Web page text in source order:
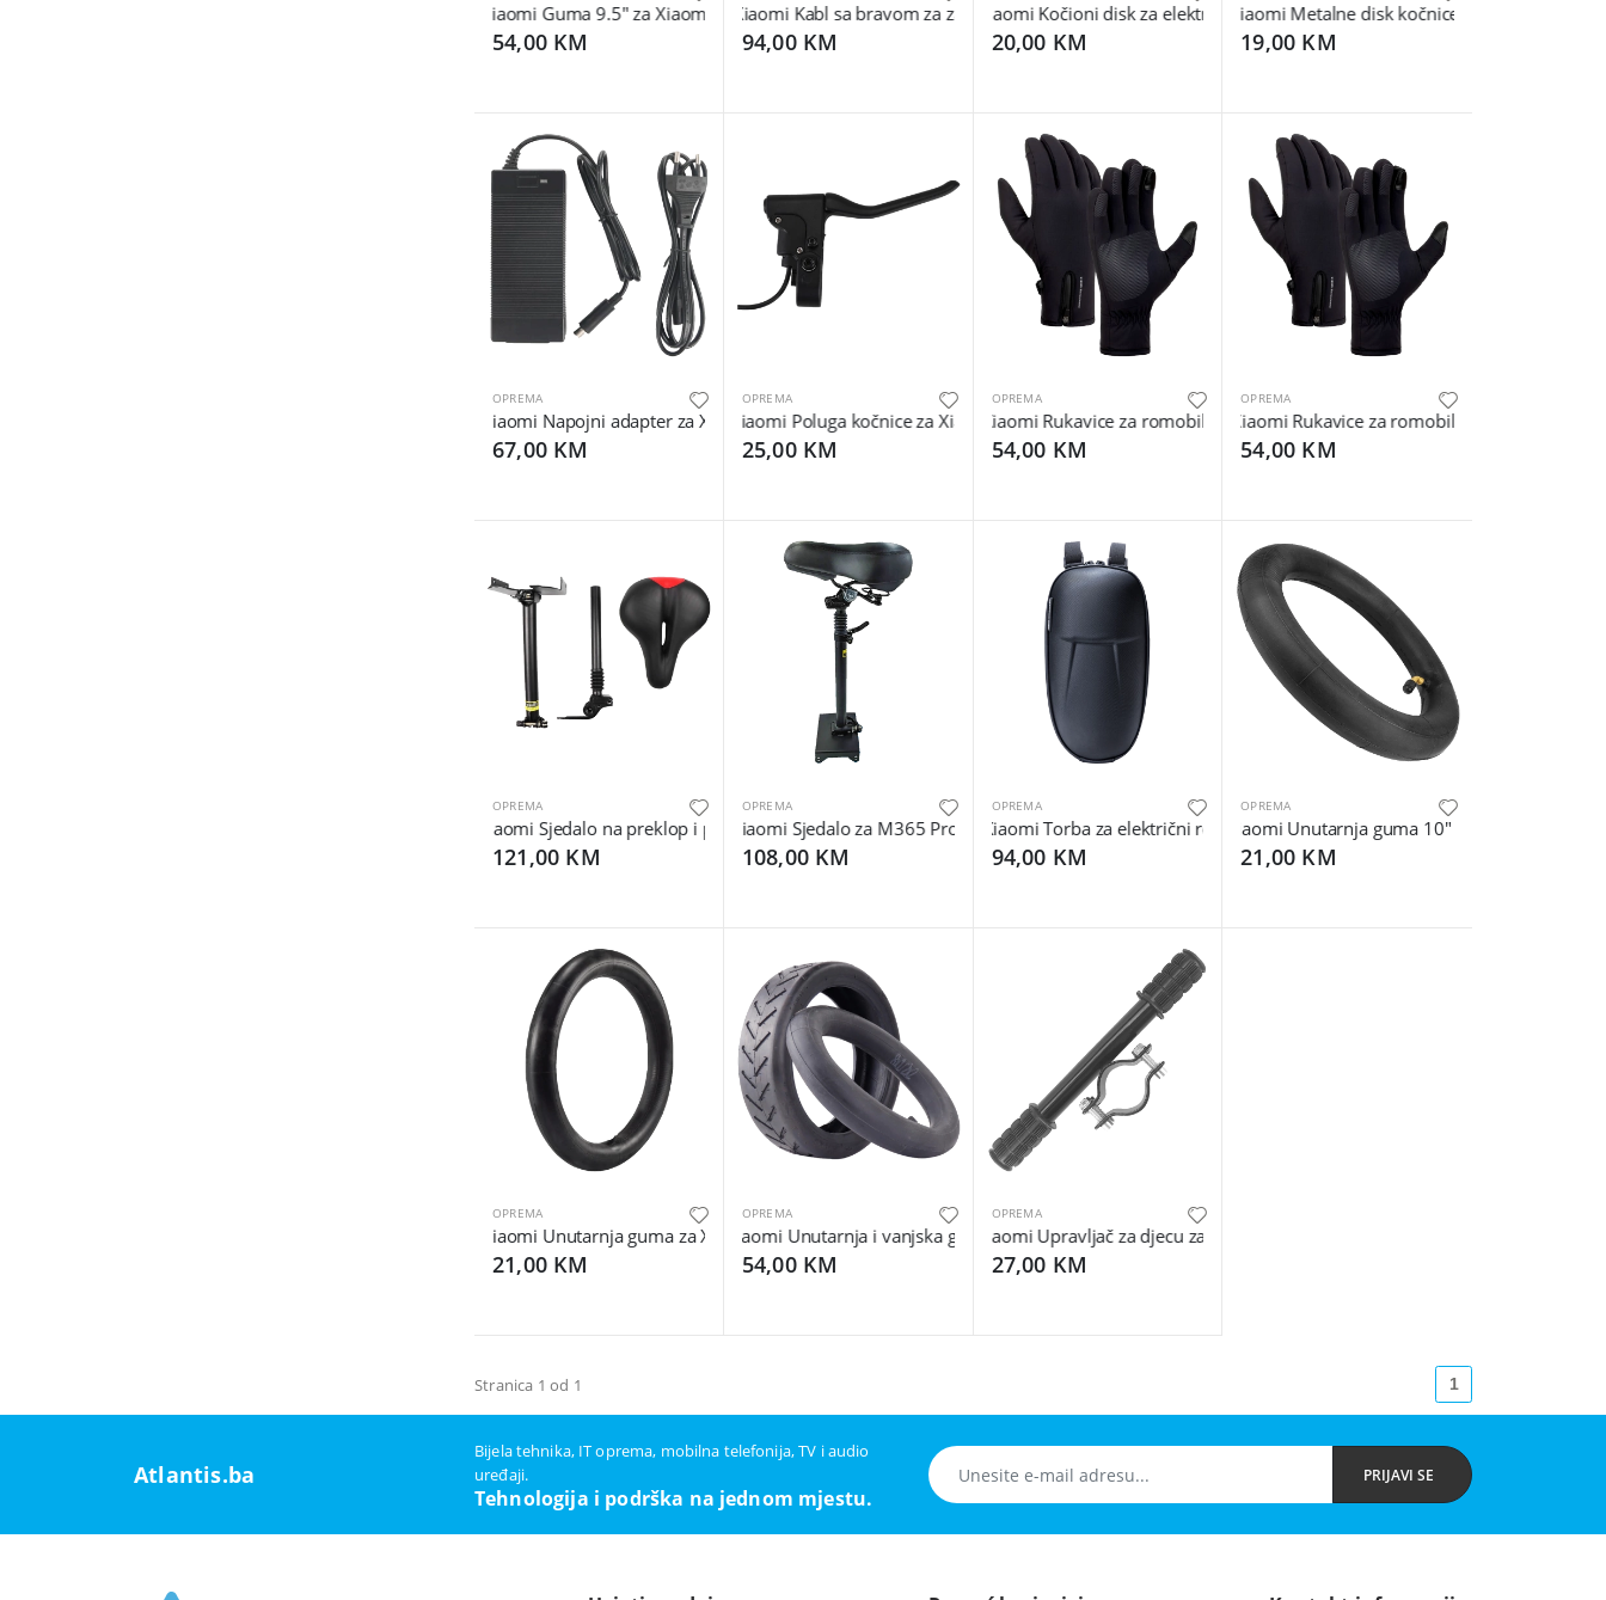
Xiaomi Guma 9.5" za Xiaomi električni scooter/romobil M365 - Tire 9.5" Mi M365
54,00 KM
Xiaomi Kabl sa bravom za zaključavanje - Electric Scooter Cable Lock
94,00 KM
Xiaomi Kočioni disk za električni romobil Xiaomi Mijia M365 - Brake Disc Rotor
20,00 KM
Xiaomi Metalne disk kočnice za Xiaomi Mijia
19,00 KM
OPREMA
Xiaomi Napojni adapter za Xiaomi el. romobil - 42V/2A Power Supply Adapters
67,00 KM
OPREMA
Xiaomi Poluga kočnice za Xiaomi Mijia M365 - Brake Lever for Xiaomi Mijia M365
25,00 KM
OPREMA
Xiaomi Rukavice za romobil, size L - Mi Electric Scooter Riding Gloves L
54,00 KM
OPREMA
Xiaomi Rukavice za romobil, size XL - Mi Elec.
54,00 KM
OPREMA
Xiaomi Sjedalo na preklop i podizanje za Xiaomi M365 el. romobil - Seat Lifting and Folding M365
121,00 KM
OPREMA
Xiaomi Sjedalo za M365 Pro električni romobil - Comfort Seat Mijia M365 Pro
108,00 KM
OPREMA
Xiaomi Torba za električni romobil - Mi Electric Scooter Storage Bag
94,00 KM
OPREMA
Xiaomi Unutarnja guma 10" za Xiaomi Mijia
21,00 KM
OPREMA
Xiaomi Unutarnja guma za Xiaomi Mijia M365 / M365 Pro - Inner Tire 8.5 Inch
21,00 KM
OPREMA
Xiaomi Unutarnja i vanjska guma za Xiaomi el. romobil M365 / Pro - Inner Tire+Outer Tire M365 / Pro
54,00 KM
OPREMA
Xiaomi Upravljač za djecu za el. romobil M365/M365 Pro - Scooter Kids Grab
27,00 KM
Stranica 1 od 1 1
Atlantis.ba
Bijela tehnika, IT oprema, mobilna telefonija, TV i audio
uređaji.
Tehnologija i podrška na jednom mjestu.
PRIJAVI SE